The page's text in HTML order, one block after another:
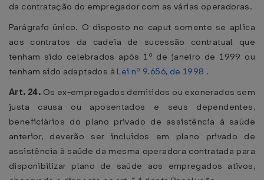
da contratação do empregador com as várias operadoras.
Parágrafo único. O disposto no caput somente se aplica
aos contratos da cadeia de sucessão contratual que
tenham sido celebrados após 1º de janeiro de 1999 ou
tenham sido adaptados à Lei nº 9.656, de 1998 .
Art. 24. Os ex-empregados demitidos ou exonerados sem
justa causa ou aposentados e seus dependentes,
beneficiários do plano privado de assistência à saúde
anterior, deverão ser incluídos em plano privado de
assistência à saúde da mesma operadora contratada para
disponibilizar plano de saúde aos empregados ativos,